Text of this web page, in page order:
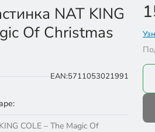
NAT KING
Of Christmas
EAN:5711053021991
COLE – The Magic Of